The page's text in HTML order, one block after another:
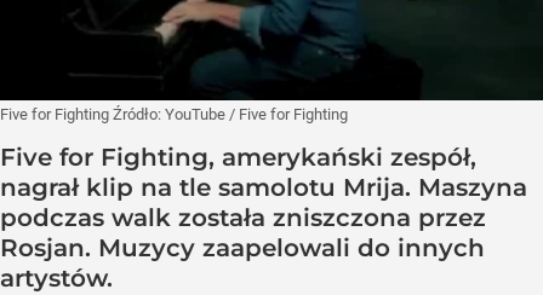
Five for Fighting Źródło: YouTube / Five for Fighting
Five for Fighting, amerykański zespół,
nagrał klip na tle samolotu Mrija. Maszyna
podczas walk została zniszczona przez
Rosjan. Muzycy zaapelowali do innych
artystów.